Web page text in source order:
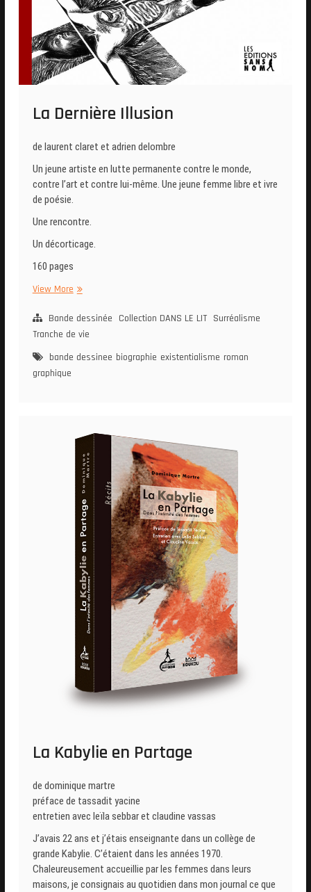
La Dernière Illusion
de laurent claret et adrien delombre
Un jeune artiste en lutte permanente contre le monde,
contre l’art et contre lui-même. Une jeune femme libre et ivre
de poésie.
Une rencontre.
Un décorticage.
160 pages
View MoreLa
Illusion
Bande dessinée Collection DANS LE LIT Surréalisme
Tranche de vie
bande dessinee biographie existentialisme roman
graphique
La Kabylie en Partage
de dominique martre
préface de tassadit yacine
entretien avec leïla sebbar et claudine vassas
J’avais 22 ans et j’étais enseignante dans un collège de
grande Kabylie. C’étaient dans les années 1970.
Chaleureusement accueillie par les femmes dans leurs
maisons, je consignais au quotidien dans mon journal ce que